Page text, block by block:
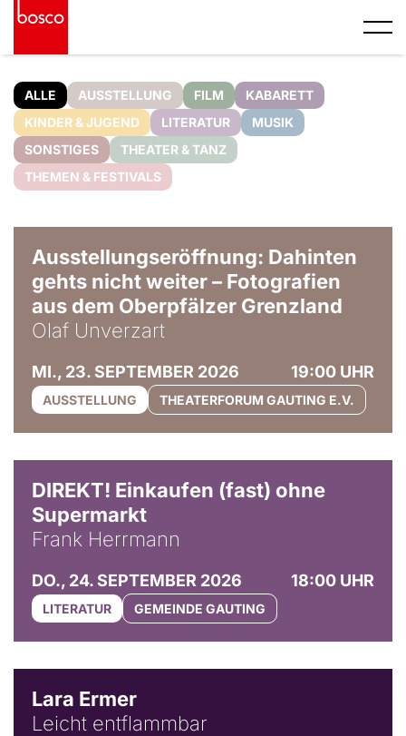
ALLE AUSSTELLUNG FILM
KABARETT
KINDER & JUGEND
LITERATUR
MUSIK
SONSTIGES
THEATER & TANZ
THEMEN & FESTIVALS
Ausstellungseröffnung: Dahinten
gehts nicht weiter – Fotografien
aus dem Oberpfälzer Grenzland
Olaf Unverzart
MI., 23. SEPTEMBER 2026 19:00 UHR
AUSSTELLUNG THEATERFORUM GAUTING E.V.
DIREKT! Einkaufen (fast) ohne
Supermarkt
Frank Herrmann
DO., 24. SEPTEMBER 2026 18:00 UHR
LITERATUR GEMEINDE GAUTING
Lara Ermer
Leicht entflammbar